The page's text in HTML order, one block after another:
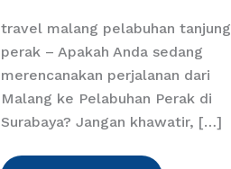
travel malang pelabuhan tanjung
perak – Apakah Anda sedang
merencanakan perjalanan dari
Malang ke Pelabuhan Perak di
Surabaya? Jangan khawatir, […]